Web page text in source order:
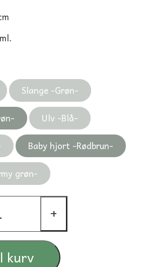
Slange -Grøn-
Ulv -Blå-
Baby hjort -Rødbrun-
grøn-
+
kurv